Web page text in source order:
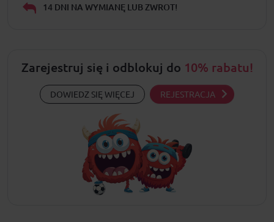
14 DNI NA WYMIANĘ LUB ZWROT!
Zarejestruj się i odblokuj do 10% rabatu!
DOWIEDZ SIĘ WIĘCEJ REJESTRACJA